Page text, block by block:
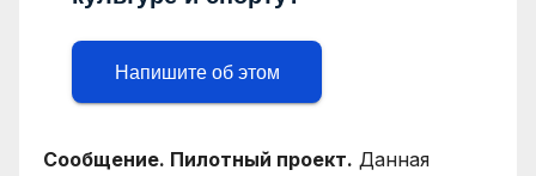
Напишите об этом
Сообщение. Пилотный проект. Данная